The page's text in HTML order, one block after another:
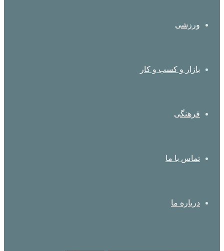
ورزشی
بازار و کسب و کار
فرهنگی
تماس با ما
درباره ما